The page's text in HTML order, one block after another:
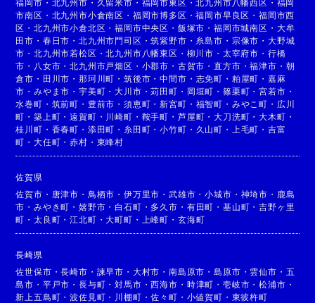
福岡市 ・ 北九州市 ・ 久留米市 ・ 福岡市東区 ・北九州市八幡西区 ・ 福岡
市南区 ・ 北九州市小倉南区 ・ 福岡市博多区 ・福岡市早良区 ・福岡市西
区 ・北九州市小倉北区 ・福岡市中央区 ・ 飯塚市 ・福岡市城南区 ・ 大牟
田市 ・ 春日市 ・北九州市門司区 ・筑紫野市 ・ 糸島市 ・ 宗像市 ・ 大野城
市 ・北九州市若松区 ・北九州市八幡東区 ・ 柳川市 ・ 太宰府市 ・ 行橋
市 ・ 八女市 ・北九州市戸畑区 ・ 小郡市 ・ 古賀市 ・直方市 ・福津市 ・ 朝
倉市 ・ 田川市 ・那珂川町 ・筑後市 ・中間市 ・ 志免町 ・ 粕屋町 ・ 嘉麻
市 ・みやま市 ・宇美町 ・大川市 ・苅田町 ・ 岡垣町 ・ 篠栗町 ・宮若市 ・
水巻町 ・ 筑前町 ・ 豊前市 ・須恵町 ・新宮町 ・ 福智町 ・ みやこ町 ・ 広川
町 ・築上町 ・遠賀町 ・ 川崎町 ・ 鞍手町 ・ 芦屋町 ・大刀洗町 ・大木町 ・
桂川町 ・ 香春町 ・ 添田町 ・ 糸田町 ・小竹町 ・ 久山町 ・ 上毛町 ・ 吉富
町 ・大任町 ・赤村 ・ 東峰村
佐賀県
佐賀市 ・ 唐津市 ・ 鳥栖市 ・伊万里市 ・武雄市 ・小城市 ・ 神埼市 ・ 鹿島
市 ・みやき町 ・嬉野市 ・ 白石町 ・ 多久市 ・ 有田町 ・ 基山町 ・吉野ヶ里
町 ・太良町 ・江北町 ・大町町 ・ 上峰町 ・ 玄海町
長崎県
佐世保市 ・長崎市 ・ 諫早市 ・ 大村市 ・南島原市 ・島原市 ・ 雲仙市 ・ 五
島市 ・ 平戸市 ・長与町 ・対馬市 ・西海市 ・ 時津町 ・ 壱岐市 ・松浦市 ・
新上五島町 ・波佐見町 ・ 川棚町 ・佐々町 ・ 小値賀町 ・ 東彼杵町